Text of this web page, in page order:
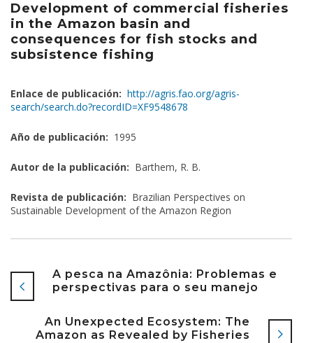
Development of commercial fisheries
in the Amazon basin and
consequences for fish stocks and
subsistence fishing
Enlace de publicación: http://agris.fao.org/agris-
search/search.do?recordID=XF9548678
Año de publicación: 1995
Autor de la publicación: Barthem, R. B.
Revista de publicación: Brazilian Perspectives on
Sustainable Development of the Amazon Region
A pesca na Amazônia: Problemas e
perspectivas para o seu manejo
An Unexpected Ecosystem: The
Amazon as Revealed by Fisheries